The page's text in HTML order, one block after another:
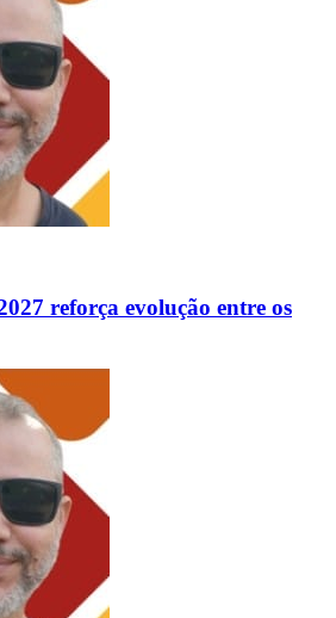
reforça evolução entre os